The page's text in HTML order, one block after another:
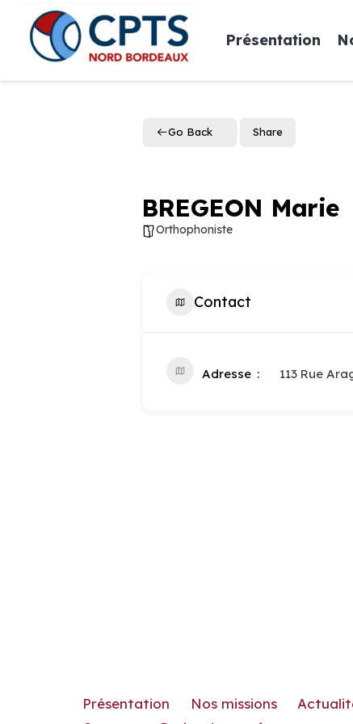
Présentation
Go Back Share
BREGEON Marie
Orthophoniste
Contact
Adresse 113 Rue
Présentation Nos missions